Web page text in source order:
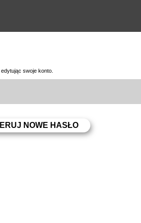
swoje konto.